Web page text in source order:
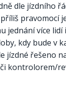
dle jízdního
pravomocí
jednání více lidí
kdy bude v
jízdné řešeno
kontrolorem/